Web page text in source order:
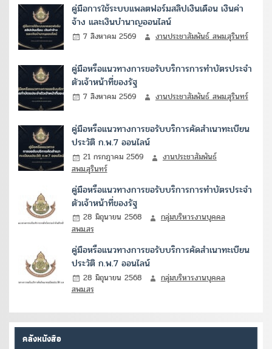
คู่มือการใช้ระบบแพลตฟอร์มสลิปเงินเดือน เงินค่า
จ้าง และเงินบำนาญออนไลน์
7 สิงหาคม 2569 งานประชาสัมพันธ์ สพม.สุรินทร์
คู่มือหรือแนวทางการขอรับบริการการทำบัตรประจำ
ตัวเจ้าหน้าที่ของรัฐ
7 สิงหาคม 2569 งานประชาสัมพันธ์ สพม.สุรินทร์
คู่มือหรือแนวทางการขอรับบริการคัดสำเนาทะเบียน
ประวัติ ก.พ.7 ออนไลน์
21 กรกฎาคม 2569
งานประชาสัมพันธ์
สพม.สุรินทร์
คู่มือหรือแนวทางการขอรับบริการการทำบัตรประจำ
ตัวเจ้าหน้าที่ของรัฐ
28 มิถุนายน 2568
กลุ่มบริหารงานบุคคล
สพม.สร
คู่มือหรือแนวทางการขอรับบริการคัดสำเนาทะเบียน
ประวัติ ก.พ.7 ออนไลน์
28 มิถุนายน 2568
กลุ่มบริหารงานบุคคล
สพม.สร
คลังหนังสือ